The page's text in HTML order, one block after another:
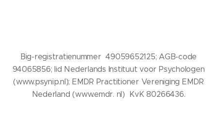
Big-registratienummer 49059652125; AGB-code
94065856; lid Nederlands Instituut voor Psychologen
(www.psynip.nl); EMDR Practitioner Vereniging EMDR
Nederland (www.emdr. nl) KvK 80266436.